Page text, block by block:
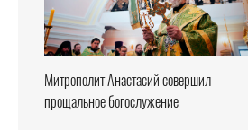
Митрополит Анастасий совершил
прощальное богослужение